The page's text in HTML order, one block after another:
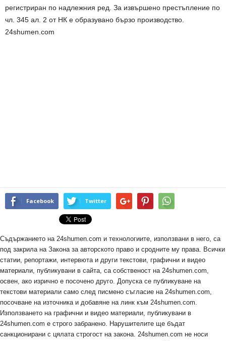
регистриран по надлежния ред. За извършено престъпление по
чл. 345 ал. 2 от НК е образувано бързо производство.
24shumen.com
Facebook Twitter
Съдържанието на 24shumen.com и технологиите, използвани в него, са
под закрила на Закона за авторското право и сродните му права. Всички
статии, репортажи, интервюта и други текстови, графични и видео
материали, публикувани в сайта, са собственост на 24shumen.com,
освен, ако изрично е посочено друго. Допуска се публикуване на
текстови материали само след писмено съгласие на 24shumen.com,
посочване на източника и добавяне на линк към 24shumen.com.
Използването на графични и видео материали, публикувани в
24shumen.com е строго забранено. Нарушителите ще бъдат
санкционирани с цялата строгост на закона. 24shumen.com не носи